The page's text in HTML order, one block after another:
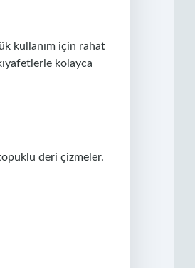
kullanım için rahat
kolayca
deri çizmeler.